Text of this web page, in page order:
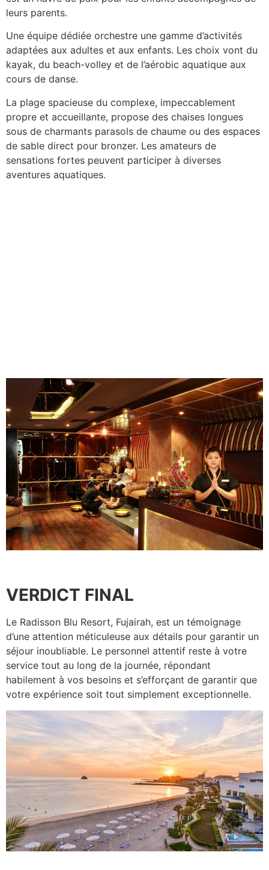
leurs parents.
Une équipe dédiée orchestre une gamme d’activités
adaptées aux adultes et aux enfants. Les choix vont du
kayak, du beach-volley et de l’aérobic aquatique aux
cours de danse.
La plage spacieuse du complexe, impeccablement
propre et accueillante, propose des chaises longues
sous de charmants parasols de chaume ou des espaces
de sable direct pour bronzer. Les amateurs de
sensations fortes peuvent participer à diverses
aventures aquatiques.
VERDICT FINAL
Le Radisson Blu Resort, Fujairah, est un témoignage
d’une attention méticuleuse aux détails pour garantir un
séjour inoubliable. Le personnel attentif reste à votre
service tout au long de la journée, répondant
habilement à vos besoins et s’efforçant de garantir que
votre expérience soit tout simplement exceptionnelle.